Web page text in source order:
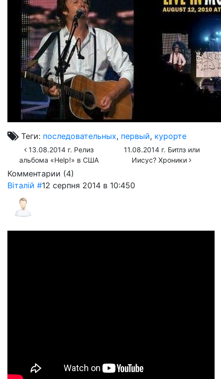
Теги: последовательных, первый, курорте
13.08.2014 г. Релиз
альбома «Help!» в США
11.08.2014 г. Битлз или
Иисус? Хроники
Комментарии (4)
Віталій #12 серпня 2014 в 10:450